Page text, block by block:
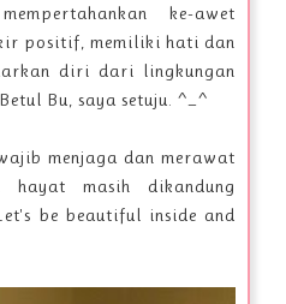
ke-awet
positif, memiliki hati dan
diri dari lingkungan
Bu, saya setuju. ^_^
menjaga dan merawat
hayat masih dikandung
be beautiful inside and